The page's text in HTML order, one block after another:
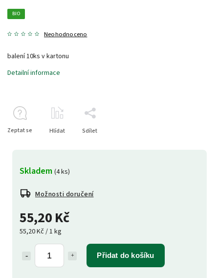
BIO
Neohodnoceno
55,20 Kč
55,20 Kč / 1 kg
Přidat do košíku
Skladem (4 ks)
Možnosti doručení
balení 10ks v kartonu
Detailní informace
Zeptat se Hlídat Sdílet